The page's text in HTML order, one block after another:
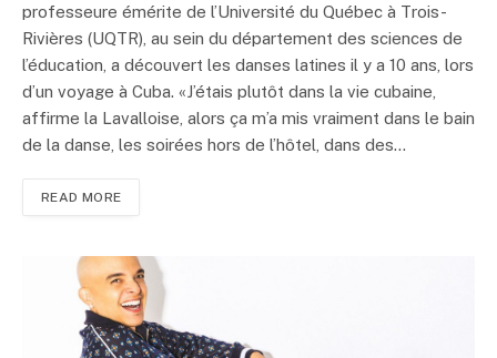
professeure émérite de l’Université du Québec à Trois-
Rivières (UQTR), au sein du département des sciences de
l’éducation, a découvert les danses latines il y a 10 ans, lors
d’un voyage à Cuba. «J’étais plutôt dans la vie cubaine,
affirme la Lavalloise, alors ça m’a mis vraiment dans le bain
de la danse, les soirées hors de l’hôtel, dans des…
READ MORE